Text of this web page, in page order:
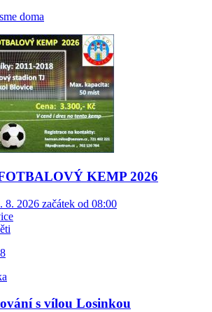
doma
KEMP 2026
8. 2026 začátek od 08:00
s vílou Losinkou